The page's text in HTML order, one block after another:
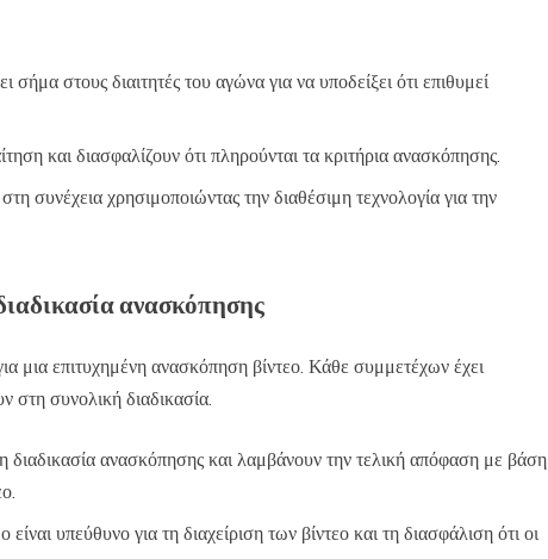
στους διαιτητές του αγώνα για να υποδείξει ότι επιθυμεί
και διασφαλίζουν ότι πληρούνται τα κριτήρια ανασκόπησης.
συνέχεια χρησιμοποιώντας την διαθέσιμη τεχνολογία για την
ανασκόπησης
μια επιτυχημένη ανασκόπηση βίντεο. Κάθε συμμετέχων έχει
στη συνολική διαδικασία.
διαδικασία ανασκόπησης και λαμβάνουν την τελική απόφαση με βάση
υπεύθυνο για τη διαχείριση των βίντεο και τη διασφάλιση ότι οι